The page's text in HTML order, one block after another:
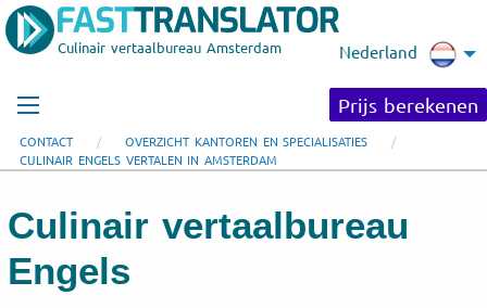
Culinair vertaalbureau Amsterdam Nederland
Prijs berekenen
CONTACT
OVERZICHT KANTOREN EN SPECIALISATIES
CULINAIR ENGELS VERTALEN IN AMSTERDAM
Culinair vertaalbureau
Engels